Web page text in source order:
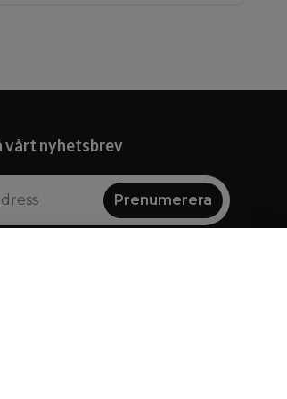
vårt nyhetsbrev
Prenumerera